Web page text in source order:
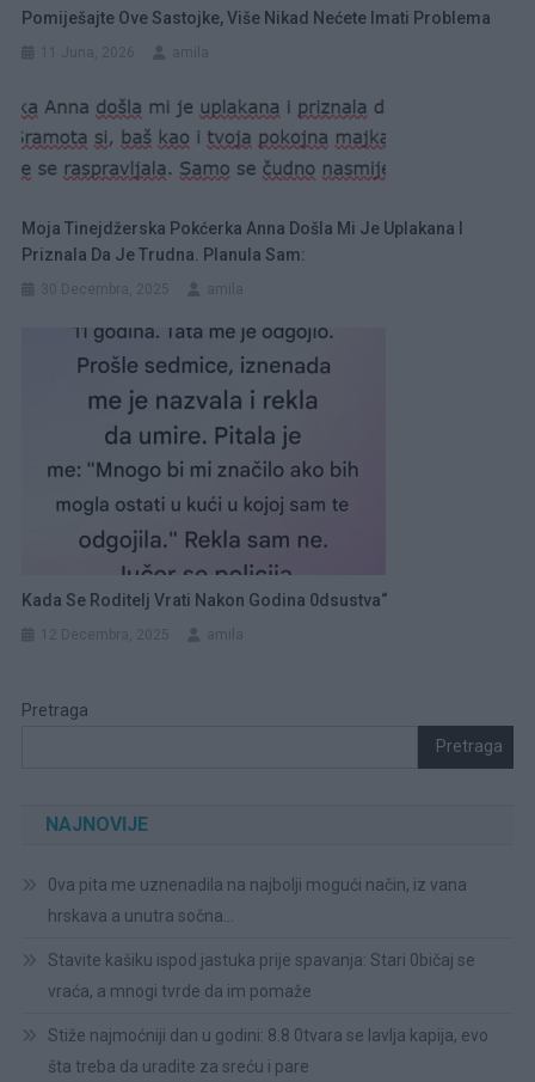
Pomiješajte Ove Sastojke, Više Nikad Nećete Imati Problema
Moja Tinejdžerska Pokćerka Anna Došla Mi Je Uplakana I
Priznala Da Je Trudna. Planula Sam:
Kada Se Roditelj Vrati Nakon Godina 0dsustva“
Pretraga
Pretraga
NAJNOVIJE
0va pita me uznenadila na najbolji mogući način, iz vana
hrskava a unutra sočna…
Stavite kašiku ispod jastuka prije spavanja: Stari 0bičaj se
vraća, a mnogi tvrde da im pomaže
Stiže najmoćniji dan u godini: 8.8 0tvara se lavlja kapija, evo
šta treba da uradite za sreću i pare